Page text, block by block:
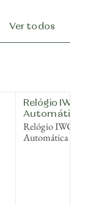
Ver todos
Relógio IWC
Automática
Relógio IWC
Automática